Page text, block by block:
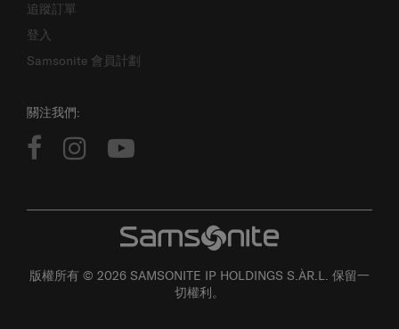
追蹤訂單
登入
Samsonite 會員計劃
關注我們:
版權所有 © 2026 SAMSONITE IP HOLDINGS S.ÀR.L. 保留一
切權利。